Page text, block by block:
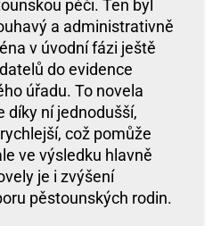
péči. Ten byl
a administrativně
v úvodní fázi ještě
do evidence
úřadu. To novela
díky ní jednodušší,
což pomůže
ve výsledku hlavně
je i zvýšení
pěstounských rodin.